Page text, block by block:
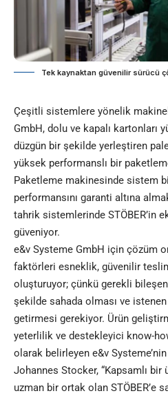
Tek kaynaktan güvenilir sürücü
Çeşitli sistemlere yönelik
GmbH, dolu ve kapalı kartonları
düzgün bir şekilde yerleştiren
yüksek performanslı bir
Paketleme makinesinde sistem
performansını garanti altına
tahrik sistemlerinde STÖBER’in
güveniyor.
e&v Systeme GmbH için çözüm
faktörleri esneklik, güvenilir
oluşturuyor; çünkü gerekli
şekilde sahada olması ve
getirmesi gerekiyor. Ürün
yeterlilik ve destekleyici know-
olarak belirleyen e&v
Johannes Stocker, “Kapsamlı bir
uzman bir ortak olan STÖBER’e